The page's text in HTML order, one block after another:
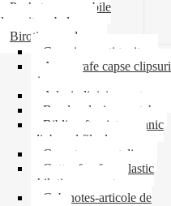
Pachet consumabile
depozit-ambalare
Birotica-produse
Cosuri suporti tavite
Ace agrafe capse clipsuri
pioneze
Adeziv lipici corectoare
Banda adeziva-scotch
Biblioraft caiet mecanic
clipboard file dosare
Capsatoare metalice
Cutter foarfeca elastic
ghilotina magnet
Cub notes-articole de